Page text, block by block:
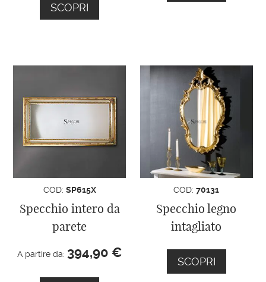
SCOPRI
COD: SP615X
Specchio intero da
parete
A partire da: 394,90 €
COD:70131
Specchio legno
intagliato
SCOPRI